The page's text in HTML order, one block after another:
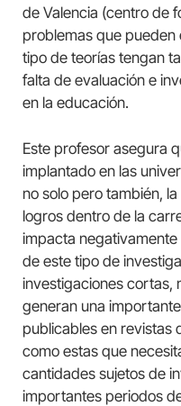
de Valencia (centro de
problemas que
tipo de teorías tengan
falta de evaluación e
en la educación.
Este profesor asegura
implantado en las
no solo pero también,
logros dentro de la
impacta
de este tipo de
investigaciones cortas,
generan una
publicables en revistas
como estas que
cantidades sujetos de
importantes periodos